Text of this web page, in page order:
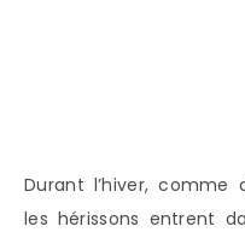
Durant l’hiver, comme
les hérissons entrent